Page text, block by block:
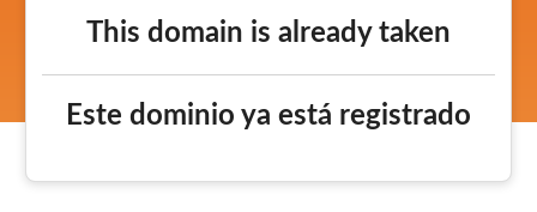
This domain is already taken
Este dominio ya está registrado